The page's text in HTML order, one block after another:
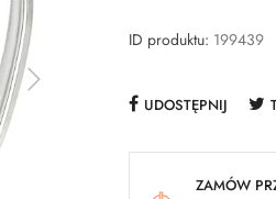
ID produktu: 199439
UDOSTĘPNIJ
ZAMÓW